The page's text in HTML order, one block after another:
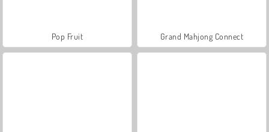
Pop Fruit Grand Mahjong Connect